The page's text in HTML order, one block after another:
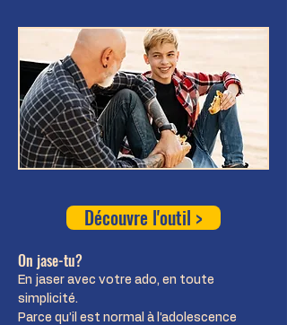
Découvre l'outil >
On jase-tu?
En jaser avec votre ado, en toute
simplicité.
Parce qu’il est normal à l’adolescence